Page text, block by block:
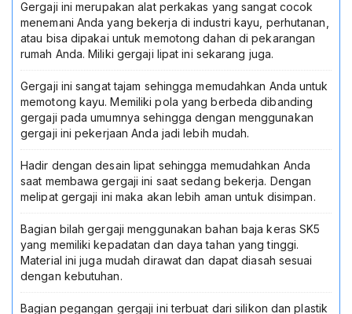
Folding
Saw
Pemotong
Dahan
Pohon
Besi
Baja
Kuat
Portabel
Ori
Praktis
Gergaji ini merupakan alat perkakas yang sangat cocok
menemani Anda yang bekerja di industri kayu, perhutanan,
atau bisa dipakai untuk memotong dahan di pekarangan
rumah Anda. Miliki gergaji lipat ini sekarang juga.
Gergaji ini sangat tajam sehingga memudahkan Anda untuk
memotong kayu. Memiliki pola yang berbeda dibanding
gergaji pada umumnya sehingga dengan menggunakan
gergaji ini pekerjaan Anda jadi lebih mudah.
Hadir dengan desain lipat sehingga memudahkan Anda
saat membawa gergaji ini saat sedang bekerja. Dengan
melipat gergaji ini maka akan lebih aman untuk disimpan.
Bagian bilah gergaji menggunakan bahan baja keras SK5
yang memiliki kepadatan dan daya tahan yang tinggi.
Material ini juga mudah dirawat dan dapat diasah sesuai
dengan kebutuhan.
Bagian pegangan gergaji ini terbuat dari silikon dan plastik